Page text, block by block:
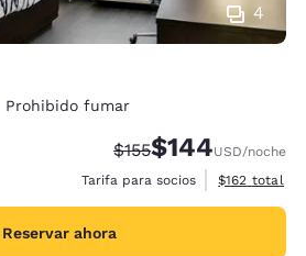
4
Prohibido fumar
Precio tachado:
$155Precio con
$144USD/noche
Tarifa para socios
Ver detalles
$162 total
Reservar ahora